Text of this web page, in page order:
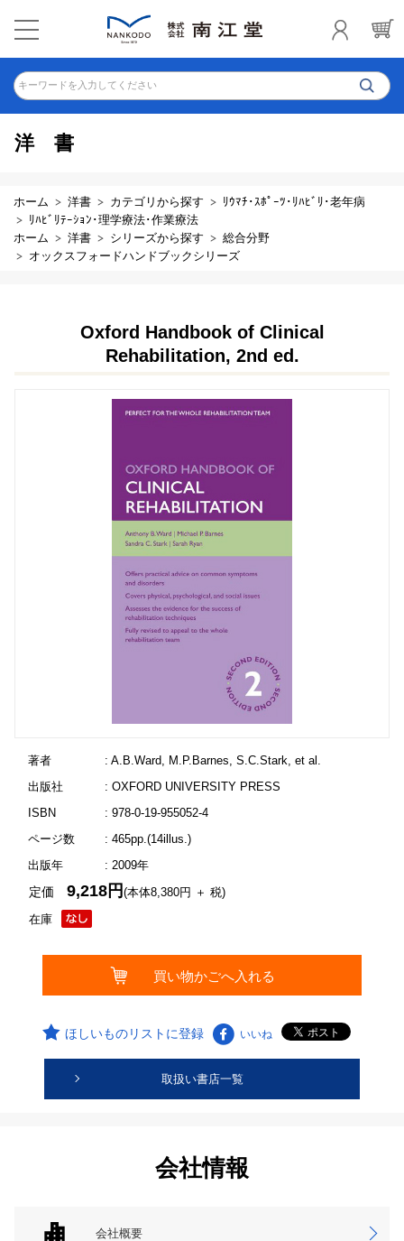
キーワードを入力してください
洋書
ホーム 洋書 カテゴリから探す
ﾘｳﾏﾁ･ｽﾎﾟｰﾂ･ﾘﾊﾋﾞﾘ･老年病
ﾘﾊﾋﾞﾘﾃｰｼｮﾝ･理学療法･作業療法
ホーム
洋書 シリーズから探す
総合分野
オックスフォードハンドブックシリーズ
Oxford Handbook of Clinical
Rehabilitation, 2nd ed.
著者
: A.B.Ward, M.P.Barnes, S.C.Stark, et al.
出版社
: OXFORD UNIVERSITY PRESS
ISBN
: 978-0-19-955052-4
ページ数
: 465pp.(14illus.)
出版年
: 2009年
在庫
定価9,218円(本体8,380円 ＋ 税)
ほしいものリストに登録 いいね
取扱い書店一覧
会社情報
会社概要